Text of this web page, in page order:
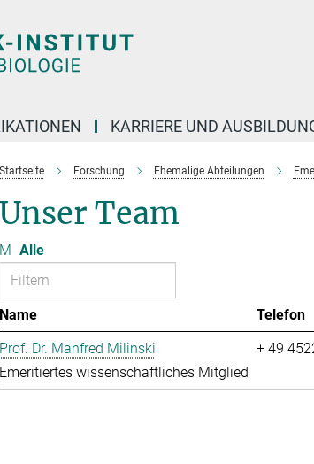
KARRIERE UND
Startseite Forschung Ehemalige Abteilungen
Unser Team
M Alle
Name Telefon
Prof. Dr. Manfred Milinski
Emeritiertes wissenschaftliches Mitglied
+ 49